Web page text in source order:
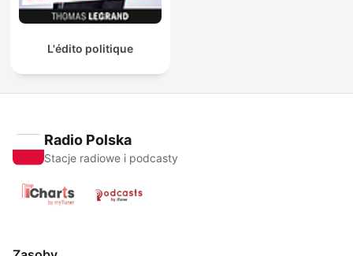
L'édito politique
Radio Polska
Stacje radiowe i podcasty